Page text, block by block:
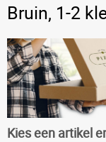
Bruin, 1-2
Kies een artikel